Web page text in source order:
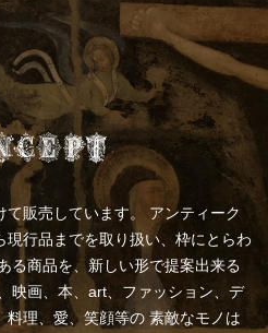
販売しています。
アンティーク
行品までを取り扱い、枠にとらわ
る商品を、新しい形で提案出来る
映画、本、art、ファッション、デ
料理、愛、笑顔等の 素敵なモノは